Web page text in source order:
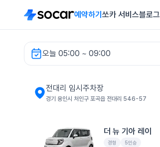
예약하기 쏘카 서비스블로그
오늘 05:00 ~ 09:00
전대리 임시주차장 렌터카
전대리 임시주차장
경기 용인시 처인구 포곡읍 전대리 546-57
더 뉴 기아 레이
경형 5인승